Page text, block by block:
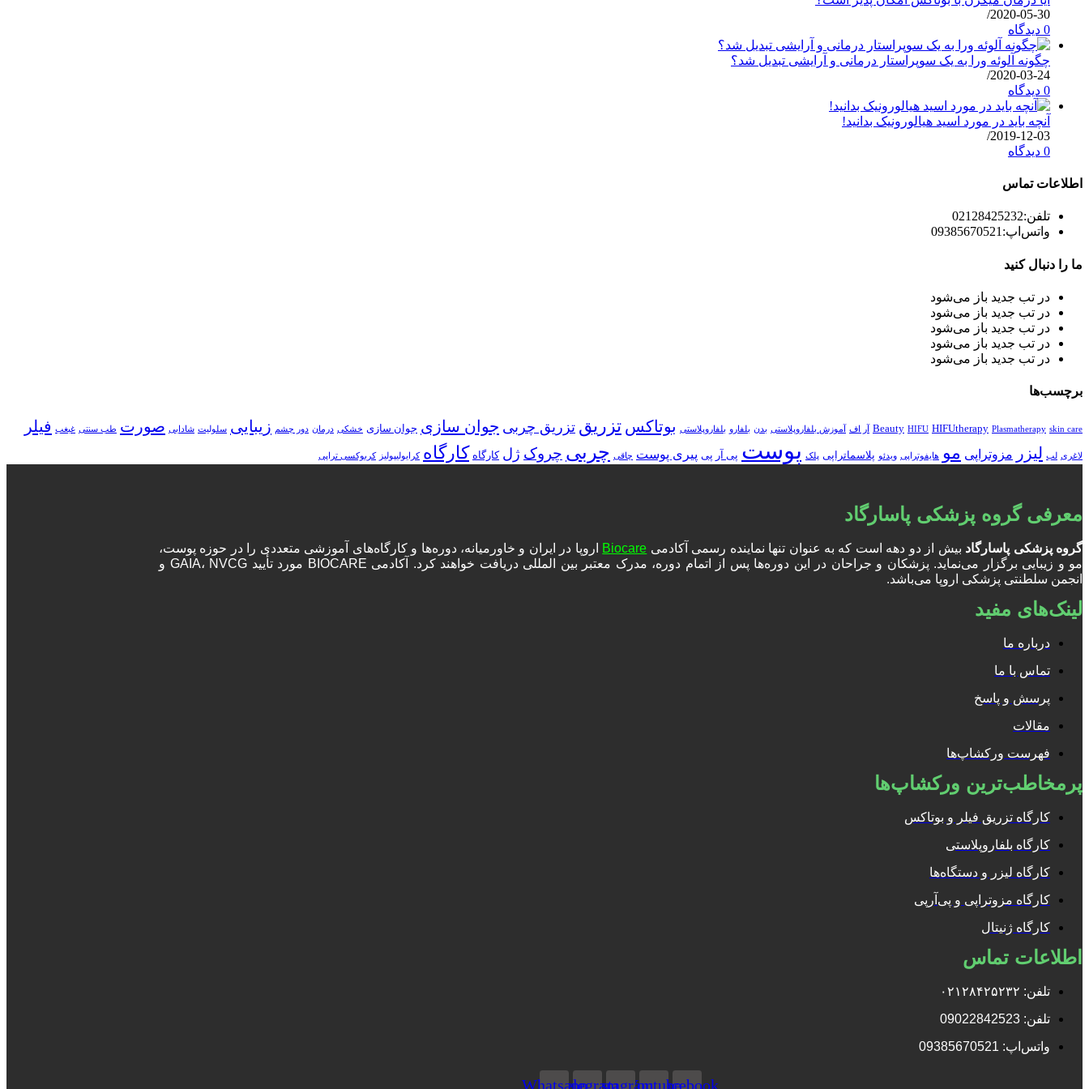
2020-05-30
/
0 دیدگاه
چگونه آلوئه ورا به یک سوپراستار درمانی و آرایشی تبدیل شد؟
2020-03-24
/
0 دیدگاه
آنچه باید در مورد اسید هیالورونیک بدانید!
2019-12-03
/
0 دیدگاه
اطلاعات تماس
تلفن:02128425232
واتس‌اپ: 09385670521
ما را دنبال کنید
در تب جدید باز می‌شود
در تب جدید باز می‌شود
در تب جدید باز می‌شود
در تب جدید باز می‌شود
در تب جدید باز می‌شود
برچسب‌ها
Beauty HIFU HIFUtherapy Plasmatherapy skin care آر اف آموزش بلفاروپلاستی بدن بلفارو بلفاروپلاستی بوتاکس تزریق تزریق چربی جوان سازی جوان سازی خشکی درمان دور چشم زیبایی سلولیت شادابی صورت طب سنتی غبغب فیلر
لاغری لب لیزر مزوتراپی مو هایفوتراپی ویدئو پلاسماتراپی پلک پوست پی آر پی پیری پوست چاقی چربی چروک ژل کارگاه کارگاه کرایولیپولیز کربوکسی تراپی
معرفی گروه پزشکی پاسارگاد
گروه پزشکی پاسارگاد بیش از دو دهه است که به عنوان تنها نماینده رسمی آکادمی Biocare
اروپا در ایران و خاورمیانه، دوره‌ها و کارگاه‌های آموزشی متعددی را در حوزه پوست،
مو و زیبایی برگزار می‌نماید. پزشکان و جراحان در این دوره‌ها پس از اتمام دوره، مدرک معتبر بین المللی دریافت خواهند کرد. آکادمی BIOCARE مورد تأیید GAIA، NVCG و
انجمن سلطنتی پزشکی اروپا می‌باشد.
لینک‌های مفید
درباره ما
تماس با ما
پرسش و پاسخ
مقالات
فهرست ورکشاپ‌ها
پرمخاطب‌ترین ورکشاپ‌ها
کارگاه تزریق فیلر و بوتاکس
کارگاه بلفاروپلاستی
کارگاه لیزر و دستگاه‌ها
کارگاه مزوتراپی و پی‌آرپی
کارگاه ژنیتال
اطلاعات تماس
تلفن: ۰۲۱۲۸۴۲۵۲۳۲
تلفن: 09022842523
واتس‌‌اپ: 09385670521
Facebook
Youtube
Instagram
Telegram
Whatsapp